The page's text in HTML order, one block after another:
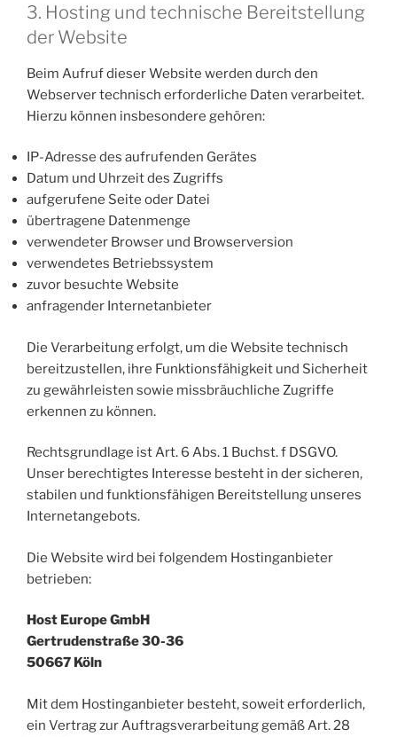
3. Hosting und technische Bereitstellung
der Website
Beim Aufruf dieser Website werden durch den
Webserver technisch erforderliche Daten verarbeitet.
Hierzu können insbesondere gehören:
IP-Adresse des aufrufenden Gerätes
Datum und Uhrzeit des Zugriffs
aufgerufene Seite oder Datei
übertragene Datenmenge
verwendeter Browser und Browserversion
verwendetes Betriebssystem
zuvor besuchte Website
anfragender Internetanbieter
Die Verarbeitung erfolgt, um die Website technisch
bereitzustellen, ihre Funktionsfähigkeit und Sicherheit
zu gewährleisten sowie missbräuchliche Zugriffe
erkennen zu können.
Rechtsgrundlage ist Art. 6 Abs. 1 Buchst. f DSGVO.
Unser berechtigtes Interesse besteht in der sicheren,
stabilen und funktionsfähigen Bereitstellung unseres
Internetangebots.
Die Website wird bei folgendem Hostinganbieter
betrieben:
Host EuropeGmbH
Gertrudenstraße 30-36
50667 Köln
Mit dem Hostinganbieter besteht, soweit erforderlich,
ein Vertrag zur Auftragsverarbeitung gemäß Art. 28